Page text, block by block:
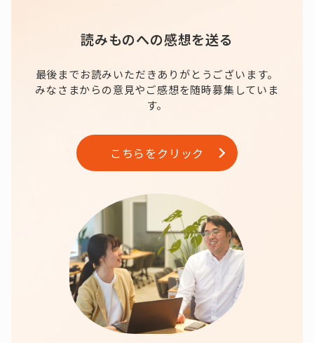
読みものへの感想を送る
最後までお読みいただきありがとうございます。
みなさまからの意見やご感想を随時募集していま
す。
こちらをクリック